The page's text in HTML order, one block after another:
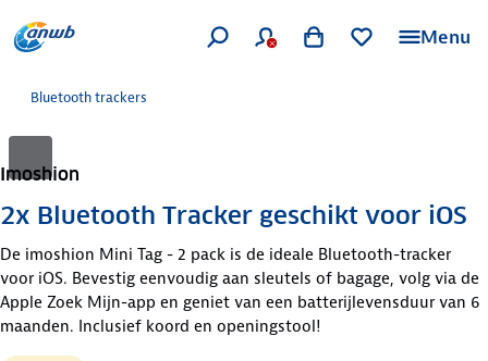
Menu
Bluetooth trackers
Imoshion
2x Bluetooth Tracker geschikt voor iOS
De imoshion Mini Tag - 2 pack is de ideale Bluetooth-tracker
voor iOS. Bevestig eenvoudig aan sleutels of bagage, volg via de
Apple Zoek Mijn-app en geniet van een batterijlevensduur van 6
maanden. Inclusief koord en openingstool!